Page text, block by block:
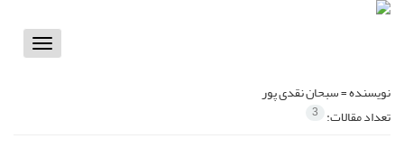
Toggle
نویسنده =سبحان نقدی پور
تعداد مقالات: 3